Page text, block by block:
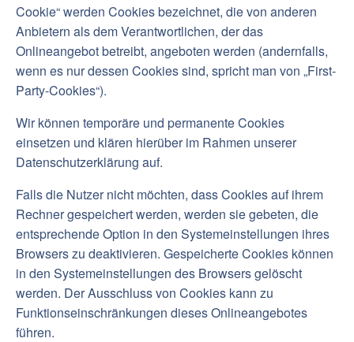
Cookie“ werden Cookies bezeichnet, die von anderen
Anbietern als dem Verantwortlichen, der das
Onlineangebot betreibt, angeboten werden (andernfalls,
wenn es nur dessen Cookies sind, spricht man von „First-
Party-Cookies“).
Wir können temporäre und permanente Cookies
einsetzen und klären hierüber im Rahmen unserer
Datenschutzerklärung auf.
Falls die Nutzer nicht möchten, dass Cookies auf ihrem
Rechner gespeichert werden, werden sie gebeten, die
entsprechende Option in den Systemeinstellungen ihres
Browsers zu deaktivieren. Gespeicherte Cookies können
in den Systemeinstellungen des Browsers gelöscht
werden. Der Ausschluss von Cookies kann zu
Funktionseinschränkungen dieses Onlineangebotes
führen.